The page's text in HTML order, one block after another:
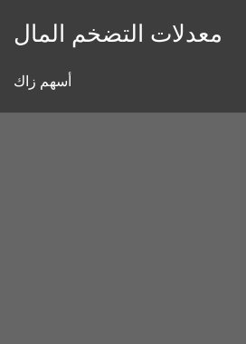
معدلات التضخم المال
أسهم زاك